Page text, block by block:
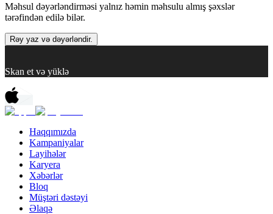
Məhsul dəyərləndirməsi yalnız həmin məhsulu almış şəxslər
tərəfindən edilə bilər.
Rəy yaz və dəyərləndir.
Skan et və yüklə
Haqqımızda
Kampaniyalar
Layihələr
Karyera
Xəbərlər
Bloq
Müştəri dəstəyi
Əlaqə